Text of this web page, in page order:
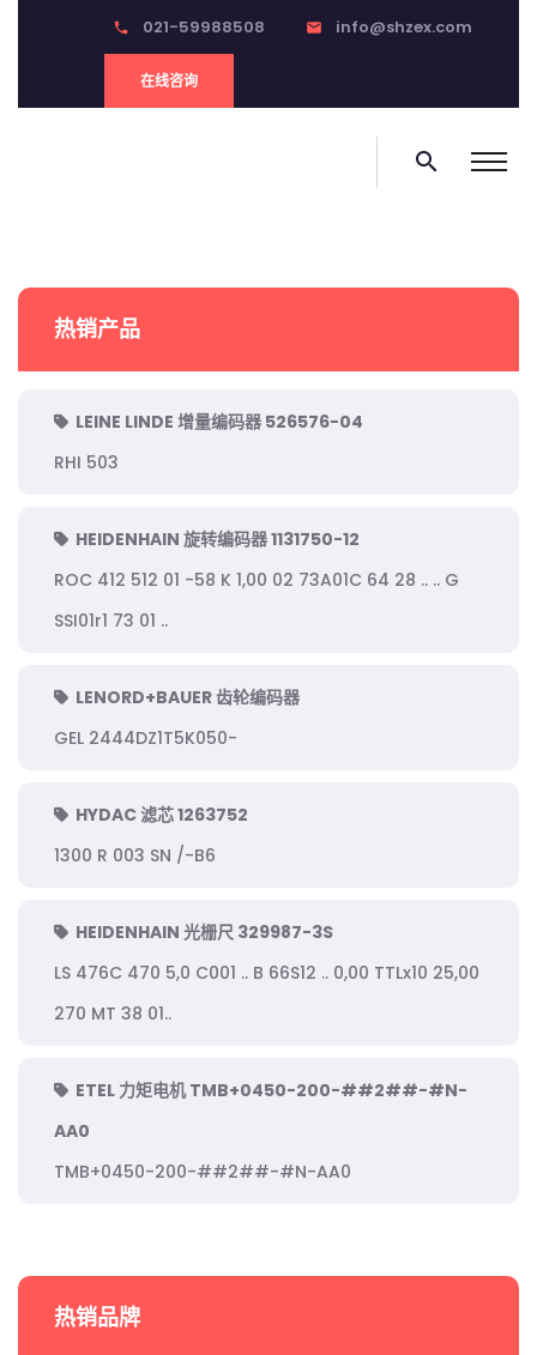
phone 021-59988508 email info@shzex.com
在线咨询
search
热销产品
LEINE LINDE 增量编码器 526576-04
RHI 503
HEIDENHAIN 旋转编码器 1131750-12
ROC 412 512 01 -58 K 1,00 02 73A01C 64 28 .. .. G
SSI01r1 73 01 ..
LENORD+BAUER 齿轮编码器
GEL 2444DZ1T5K050-
HYDAC 滤芯 1263752
1300 R 003 SN /-B6
HEIDENHAIN 光栅尺 329987-3S
LS 476C 470 5,0 C001 .. B 66S12 .. 0,00 TTLx10 25,00
270 MT 38 01..
ETEL 力矩电机 TMB+0450-200-##2##-#N-
AA0
TMB+0450-200-##2##-#N-AA0
热销品牌